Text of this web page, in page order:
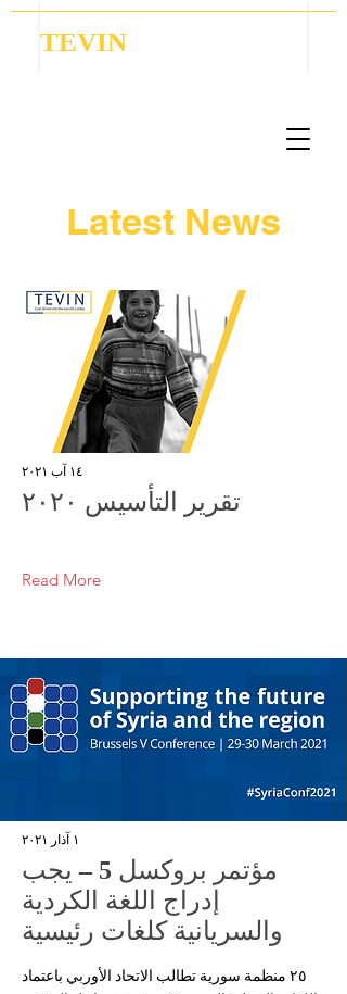
TEVIN
Latest News
١٤ آب ٢٠٢١
تقرير التأسيس ٢٠٢٠
Read More
١ آذار ٢٠٢١
مؤتمر بروكسل 5 – يجب
إدراج اللغة الكردية
والسريانية كلغات رئيسية
٢٥ منظمة سورية تطالب الاتحاد الأوربي باعتماد